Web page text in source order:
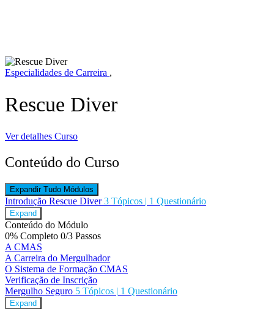
Especialidades de Carreira ,
Rescue Diver
Ver detalhes Curso
Conteúdo do Curso
Expandir Tudo Módulos
Introdução Rescue Diver 3 Tópicos | 1 Questionário
Expand
Conteúdo do Módulo
0% Completo 0/3 Passos
A CMAS
A Carreira do Mergulhador
O Sistema de Formação CMAS
Verificação de Inscrição
Mergulho Seguro 5 Tópicos | 1 Questionário
Expand